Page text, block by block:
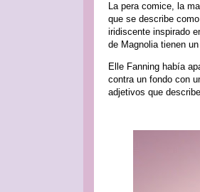
La pera comice, la
que se describe
iridiscente inspirado
de Magnolia tienen
Elle Fanning había
contra un fondo con
adjetivos que